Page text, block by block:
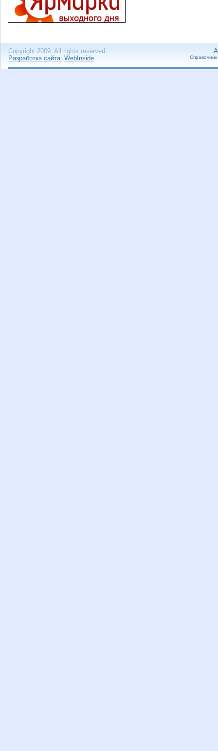
Copyright 2009. All rights reserved.
Разработка сайта: WebInside